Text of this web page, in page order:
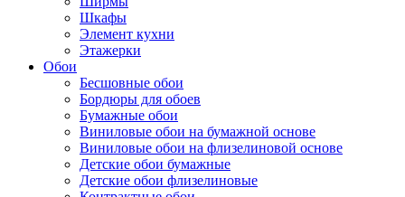
Шкафы
Элемент кухни
Этажерки
Обои
Бесшовные обои
Бордюры для обоев
Бумажные обои
Виниловые обои на бумажной основе
Виниловые обои на флизелиновой основе
Детские обои бумажные
Детские обои флизелиновые